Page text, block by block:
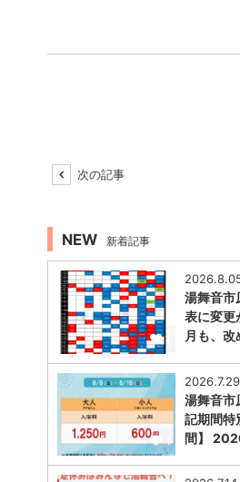
次の記事
NEW 新着記事
1
湯舞音市
表に変更
月も、
1
2026.7.29
湯舞音市
記期間特
間】